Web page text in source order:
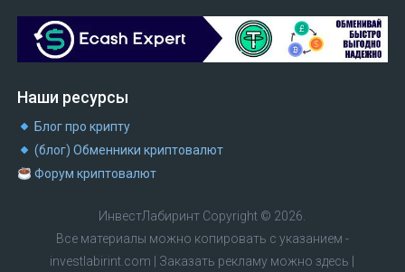
Наши ресурсы
Блог про крипту
(блог) Обменники криптовалют
Форум криптовалют
ИнвестЛабиринт Copyright © 2026.
Все материалы можно копировать с указанием -
investlabirint.com
Заказать рекламу можно здесь